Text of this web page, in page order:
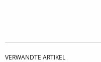
VERWANDTE ARTIKEL